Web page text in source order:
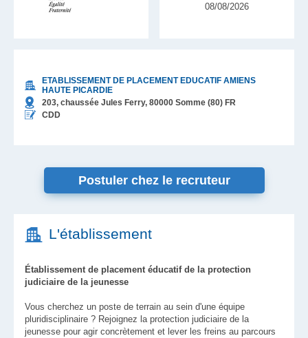
ETABLISSEMENT DE PLACEMENT EDUCATIF AMIENS
HAUTE PICARDIE
203, chaussée Jules Ferry, 80000 Somme (80) FR
CDD
08/08/2026
Postuler chez le recruteur
L'établissement
Établissement de placement éducatif de la protection
judiciaire de la jeunesse
Vous cherchez un poste de terrain au sein d'une équipe
pluridisciplinaire ? Rejoignez la protection judiciaire de la
jeunesse pour agir concrètement et lever les freins au parcours